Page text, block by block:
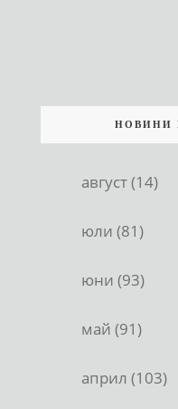
НОВИНИ
август (14)
юли (81)
юни (93)
май (91)
април (103)